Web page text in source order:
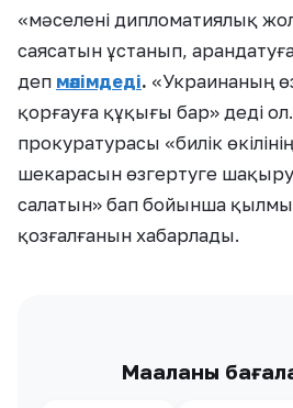
«мәселені дипломатиялық
саясатын ұстанып,
деп мәлімдеді. «Украинаның
қорғауға құқығы бар» деді
прокуратурасы «билік
шекарасын өзгертуге
салатын» бап бойынша
қозғалғанын хабарлады.
Мақаланы